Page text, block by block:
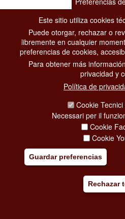
« first < indietro 1 2
last »
BUSINESS
TIEMPO LIBRE
BODA
LA
Este sitio utiliza cookies
Puede otorgar, rechazar o
libremente en cualquier
preferencias de cookies,
Para obtener más
privacidad y
Política de
Cookie
Necessari per il
Cookie
Cookie
Guardar preferencias
Rechazar